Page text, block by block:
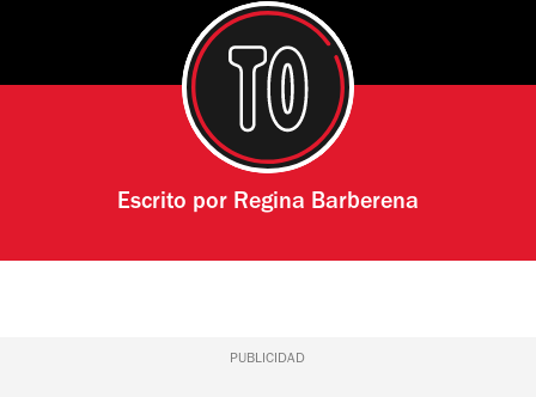
Escrito por Regina Barberena
PUBLICIDAD